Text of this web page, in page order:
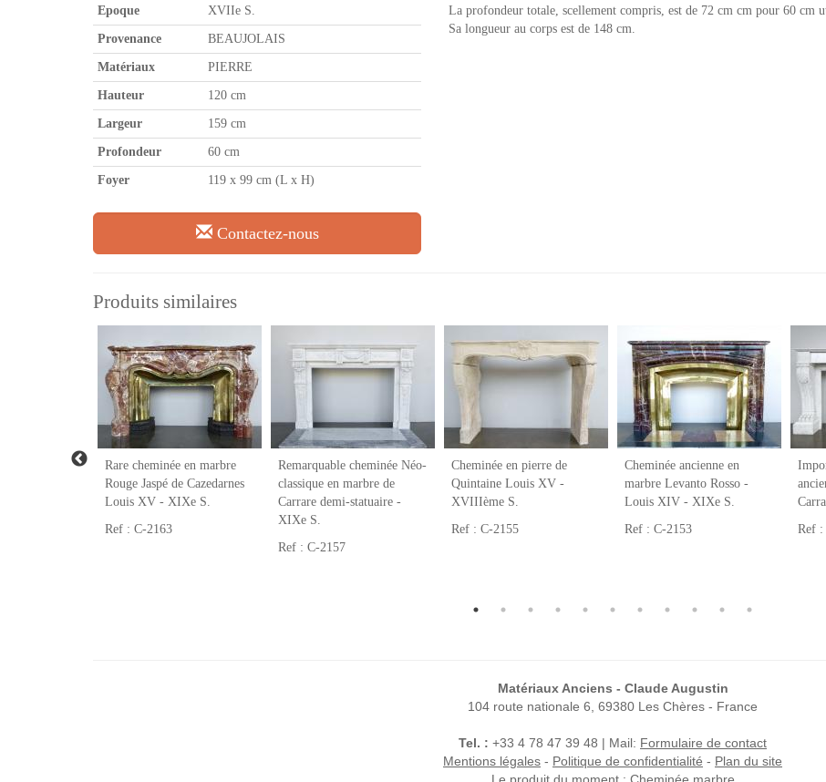
Epoque XVIIe S.
Provenance BEAUJOLAIS
Matériaux PIERRE
Hauteur 120 cm
Largeur 159 cm
Profondeur 60 cm
Foyer 119 x 99 cm (L x H)
Contactez-nous
La profondeur totale, scellement compris, est de 72 cm cm pour 60 cm
Sa longueur au corps est de 148 cm.
Produits similaires
Rare cheminée en marbre
Rouge Jaspé de Cazedarnes
Louis XV - XIXe S.
Ref : C-2163
Remarquable cheminée Néo-
classique en marbre de
Carrare demi-statuaire -
XIXe S.
Ref : C-2157
Cheminée en pierre de
Quintaine Louis XV -
XVIIIème S.
Ref : C-2155
Cheminée ancienne en
marbre Levanto Rosso -
Louis XIV - XIXe S.
Ref : C-2153
Ref :
Matériaux Anciens - Claude Augustin
104 route nationale 6, 69380 Les Chères - France
Tel. : +33 4 78 47 39 48 | Mail: Formulaire de contact
Mentions légales - Politique de confidentialité - Plan du site